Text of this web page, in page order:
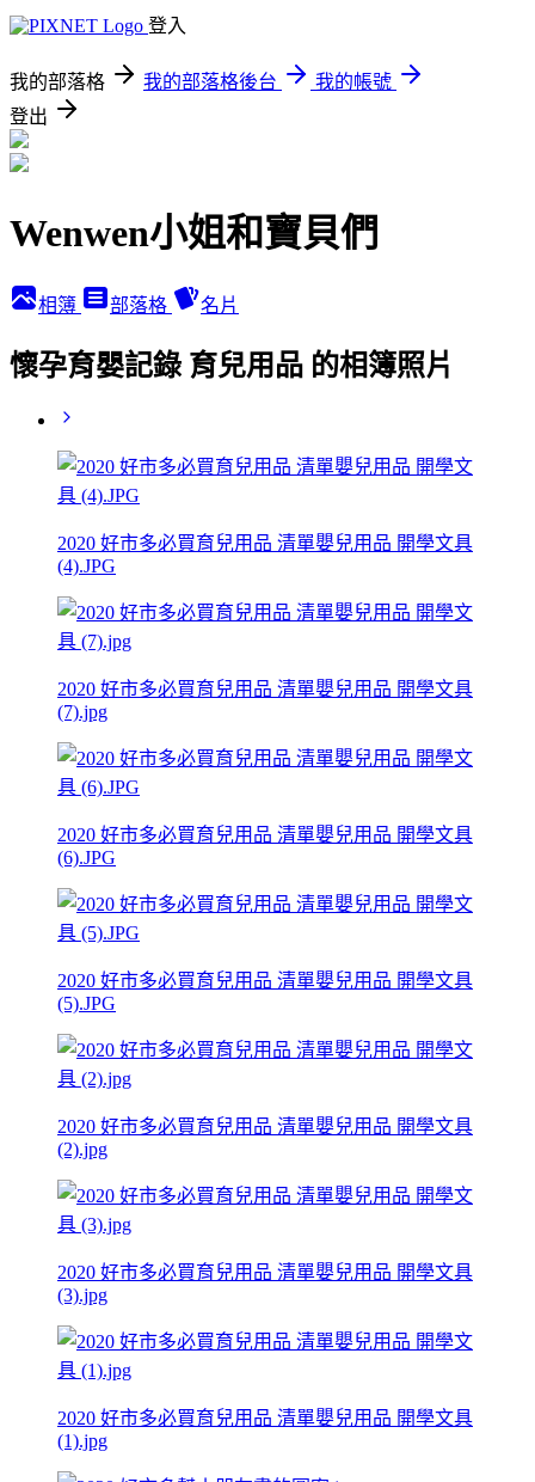
登入
我的部落格 我的部落格後台
我的帳號
登出
Wenwen小姐和寶貝們
相簿 部落格 名片
懷孕育嬰記錄 育兒用品 的相簿照片
2020 好市多必買育兒用品 清單嬰兒用品 開學文具
(4).JPG
2020 好市多必買育兒用品 清單嬰兒用品 開學文具
(7).jpg
2020 好市多必買育兒用品 清單嬰兒用品 開學文具
(6).JPG
2020 好市多必買育兒用品 清單嬰兒用品 開學文具
(5).JPG
2020 好市多必買育兒用品 清單嬰兒用品 開學文具
(2).jpg
2020 好市多必買育兒用品 清單嬰兒用品 開學文具
(3).jpg
2020 好市多必買育兒用品 清單嬰兒用品 開學文具
(1).jpg